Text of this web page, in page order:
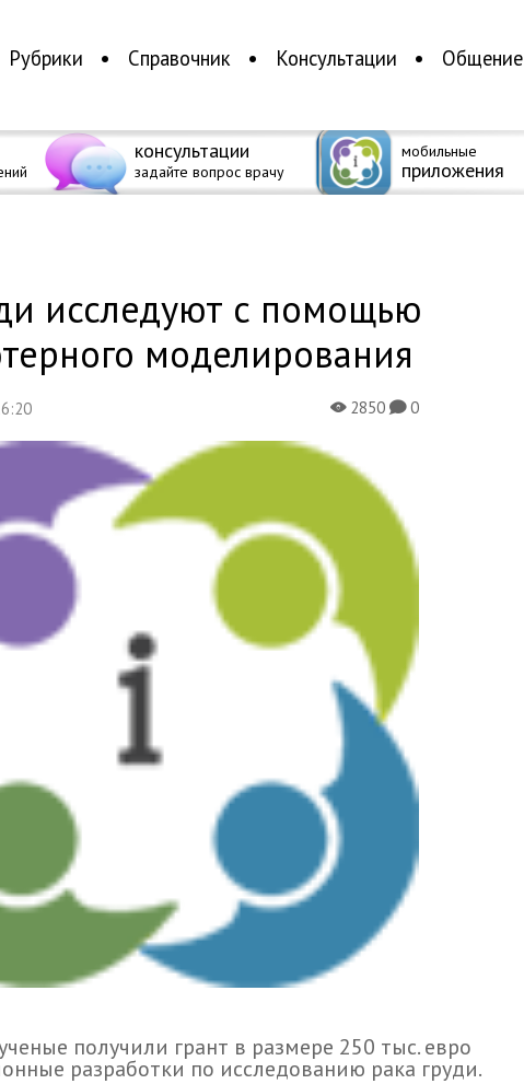
Рубрики Справочник Консультации Общение
консультации
задайте вопрос врачу
мобильные
приложения
исследуют с помощью
моделирования
X2850K0
получили грант в размере 250 тыс. евро
разработки по исследованию рака груди.